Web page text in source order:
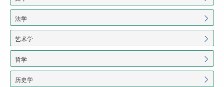
法学
艺术学
哲学
历史学